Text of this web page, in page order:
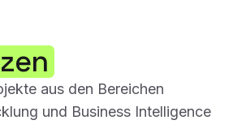
aus den Bereichen
und Business Intelligence